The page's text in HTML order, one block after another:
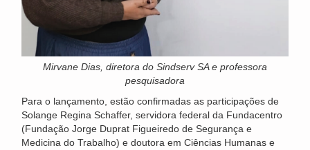
Mirvane Dias, diretora do Sindserv SA e professora
pesquisadora
Para o lançamento, estão confirmadas as participações de
Solange Regina Schaffer, servidora federal da Fundacentro
(Fundação Jorge Duprat Figueiredo de Segurança e
Medicina do Trabalho) e doutora em Ciências Humanas e